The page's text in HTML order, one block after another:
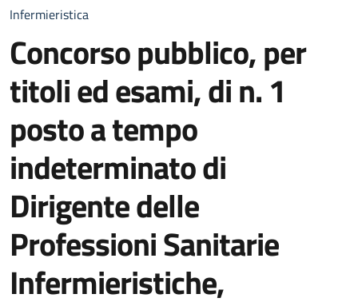
Infermieristica
Concorso pubblico, per
titoli ed esami, di n. 1
posto a tempo
indeterminato di
Dirigente delle
Professioni Sanitarie
Infermieristiche,